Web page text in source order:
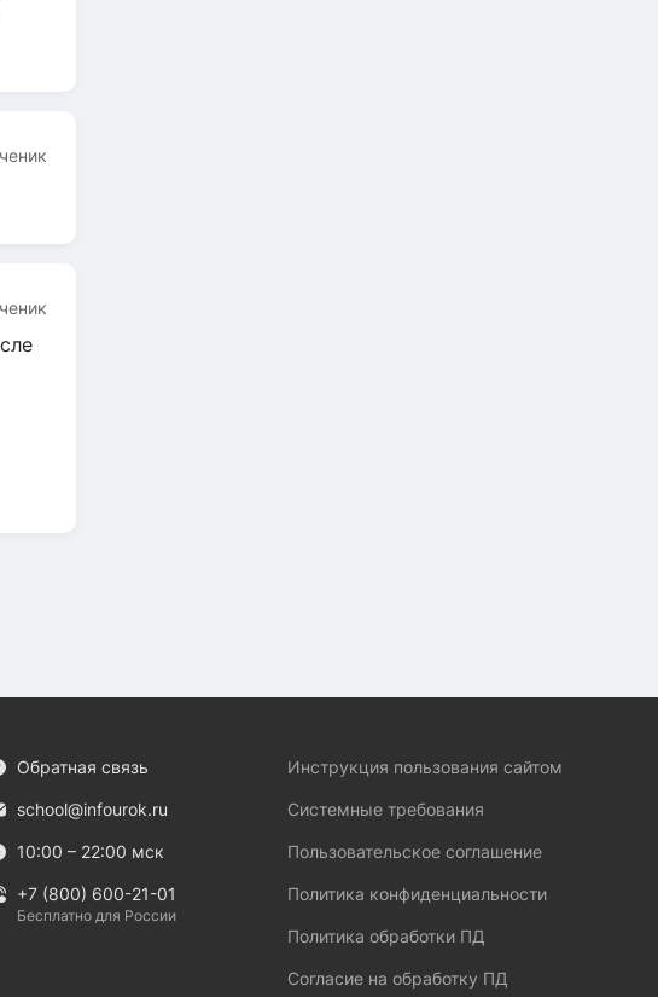
Обратная связь
school@infourok.ru
10:00 – 22:00 мск
+7 (800) 600-21-01
Бесплатно для России
Инструкция пользования сайтом
Системные требования
Пользовательское соглашение
Политика конфиденциальности
Политика обработки ПД
Согласие на обработку ПД